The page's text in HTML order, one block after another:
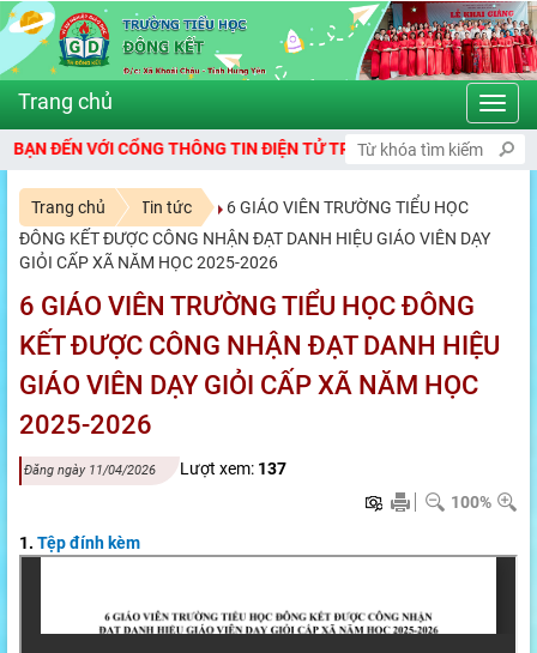
VỚI CỔNG THÔNG TIN ĐIỆN TỬ TRƯỜNG TIỂU HỌC ĐÔNG KẾT
Trang chủ Tin tức
6 GIÁO VIÊN TRƯỜNG TIỂU HỌC
ĐÔNG KẾT ĐƯỢC CÔNG NHẬN ĐẠT DANH HIỆU GIÁO VIÊN DẠY
GIỎI CẤP XÃ NĂM HỌC 2025-2026
6 GIÁO VIÊN TRƯỜNG TIỂU HỌC ĐÔNG
KẾT ĐƯỢC CÔNG NHẬN ĐẠT DANH HIỆU
GIÁO VIÊN DẠY GIỎI CẤP XÃ NĂM HỌC
2025-2026
Đăng ngày 11/04/2026 Lượt xem: 137
100%
1. Tệp đính kèm